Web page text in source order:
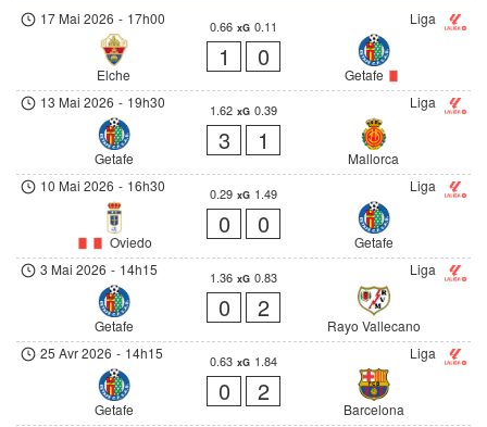
Liga
17 Mai 2026 - 17h00
Elche
0.66 xG 0.11
1 0
Getafe
Liga
13 Mai 2026 - 19h30
Getafe
1.62 xG 0.39
3 1
Mallorca
Liga
10 Mai 2026 - 16h30
Oviedo
0.29 xG 1.49
0 0
Getafe
Liga
3 Mai 2026 - 14h15
Getafe
1.36 xG 0.83
0 2
Rayo Vallecano
Liga
25 Avr 2026 - 14h15
Getafe
0.63 xG 1.84
0 2
Barcelona